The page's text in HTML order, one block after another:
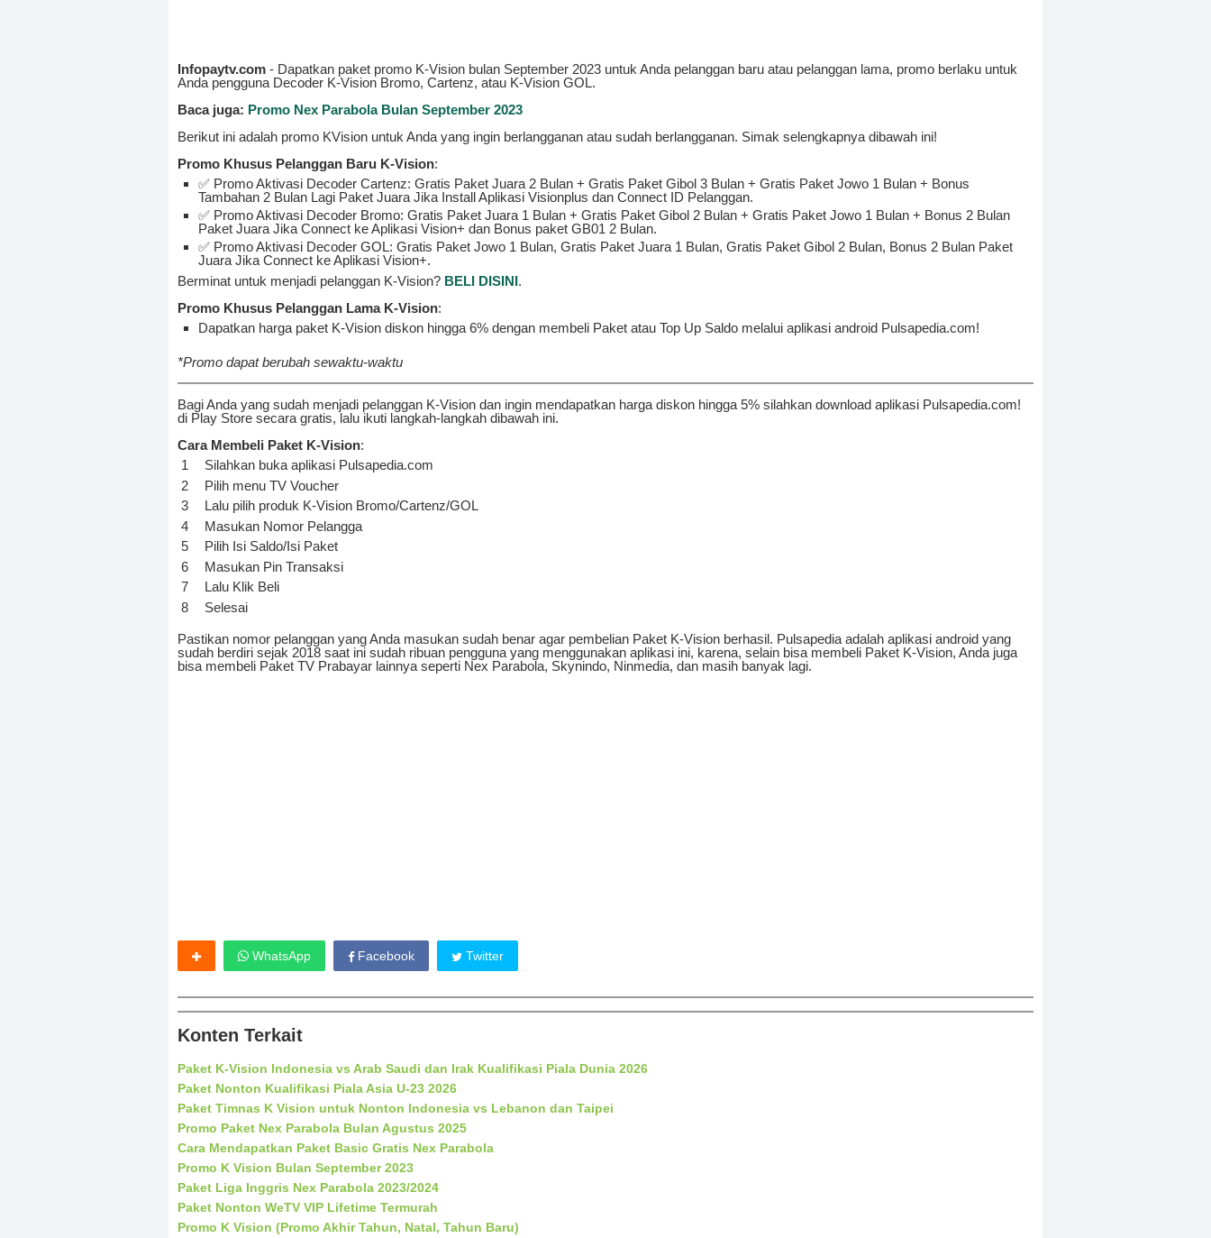
Infopaytv.com - Dapatkan paket promo K-Vision bulan September 2023 untuk Anda pelanggan baru atau pelanggan lama, promo berlaku untuk
Anda pengguna Decoder K-Vision Bromo, Cartenz, atau K-Vision GOL.
Baca juga: Promo Nex Parabola Bulan September 2023
Berikut ini adalah promo KVision untuk Anda yang ingin berlangganan atau sudah berlangganan. Simak selengkapnya dibawah ini!
Promo Khusus Pelanggan Baru K-Vision:
✅ Promo Aktivasi Decoder Cartenz: Gratis Paket Juara 2 Bulan + Gratis Paket Gibol 3 Bulan + Gratis Paket Jowo 1 Bulan + Bonus
Tambahan 2 Bulan Lagi Paket Juara Jika Install Aplikasi Visionplus dan Connect ID Pelanggan.
✅ Promo Aktivasi Decoder Bromo: Gratis Paket Juara 1 Bulan + Gratis Paket Gibol 2 Bulan + Gratis Paket Jowo 1 Bulan + Bonus 2 Bulan
Paket Juara Jika Connect ke Aplikasi Vision+ dan Bonus paket GB01 2 Bulan.
✅ Promo Aktivasi Decoder GOL: Gratis Paket Jowo 1 Bulan, Gratis Paket Juara 1 Bulan, Gratis Paket Gibol 2 Bulan, Bonus 2 Bulan Paket
Juara Jika Connect ke Aplikasi Vision+.
Berminat untuk menjadi pelanggan K-Vision? BELI DISINI.
Promo Khusus Pelanggan Lama K-Vision:
Dapatkan harga paket K-Vision diskon hingga 6% dengan membeli Paket atau Top Up Saldo melalui aplikasi android Pulsapedia.com!
*Promo dapat berubah sewaktu-waktu
Bagi Anda yang sudah menjadi pelanggan K-Vision dan ingin mendapatkan harga diskon hingga 5% silahkan download aplikasi Pulsapedia.com!
di Play Store secara gratis, lalu ikuti langkah-langkah dibawah ini.
Cara Membeli Paket K-Vision:
Silahkan buka aplikasi Pulsapedia.com
Pilih menu TV Voucher
Lalu pilih produk K-Vision Bromo/Cartenz/GOL
Masukan Nomor Pelangga
Pilih Isi Saldo/Isi Paket
Masukan Pin Transaksi
Lalu Klik Beli
Selesai
Pastikan nomor pelanggan yang Anda masukan sudah benar agar pembelian Paket K-Vision berhasil. Pulsapedia adalah aplikasi android yang
sudah berdiri sejak 2018 saat ini sudah ribuan pengguna yang menggunakan aplikasi ini, karena, selain bisa membeli Paket K-Vision, Anda juga
bisa membeli Paket TV Prabayar lainnya seperti Nex Parabola, Skynindo, Ninmedia, dan masih banyak lagi.
WhatsApp Facebook Twitter
Konten Terkait
Paket K-Vision Indonesia vs Arab Saudi dan Irak Kualifikasi Piala Dunia 2026
Paket Nonton Kualifikasi Piala Asia U-23 2026
Paket Timnas K Vision untuk Nonton Indonesia vs Lebanon dan Taipei
Promo Paket Nex Parabola Bulan Agustus 2025
Cara Mendapatkan Paket Basic Gratis Nex Parabola
Promo K Vision Bulan September 2023
Paket Liga Inggris Nex Parabola 2023/2024
Paket Nonton WeTV VIP Lifetime Termurah
Promo K Vision (Promo Akhir Tahun, Natal, Tahun Baru)